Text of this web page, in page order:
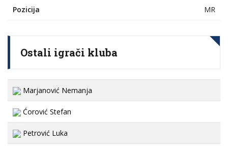
Pozicija MR
Ostali igrači kluba
Marjanović Nemanja
Ćorović Stefan
Petrović Luka